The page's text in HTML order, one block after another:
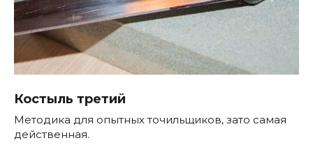
Костыль третий
Методика для опытных точильщиков, зато самая
действенная.